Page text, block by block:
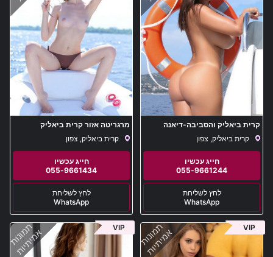
קרית ביאליק והסביבה-דיאנה
קרית ביאליק, צפון
055-9661244
WhatsApp
מרגריטה אזור קרית ביאליק
קרית ביאליק, צפון
055-9661434
WhatsApp
תמונות
אמיתיות VIP תמונות
אמיתיות VIP